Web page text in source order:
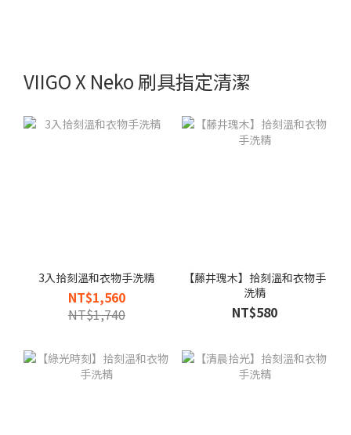
VIIGO X Neko 刷具指定清潔
3入拾刻溫和衣物手洗精
NT$1,560
NT$1,740
【藤井瑰木】拾刻溫和衣物手
洗精
NT$580